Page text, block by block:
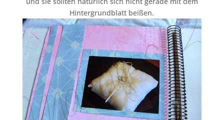
Hintergrundblatt beißen.